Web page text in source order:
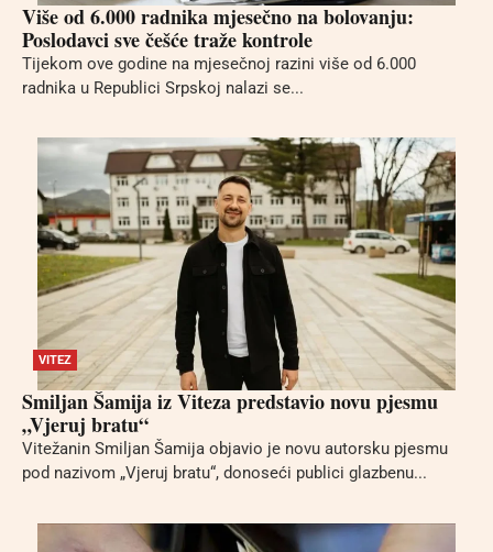
Više od 6.000 radnika mjesečno na bolovanju:
Poslodavci sve češće traže kontrole
Tijekom ove godine na mjesečnoj razini više od 6.000
radnika u Republici Srpskoj nalazi se...
VITEZ
Smiljan Šamija iz Viteza predstavio novu pjesmu
„Vjeruj bratu“
Vitežanin Smiljan Šamija objavio je novu autorsku pjesmu
pod nazivom „Vjeruj bratu“, donoseći publici glazbenu...